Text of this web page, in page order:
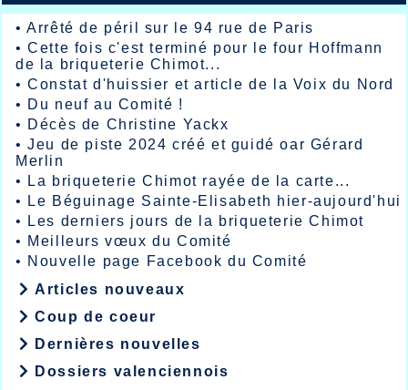
•Arrêté de péril sur le 94 rue de Paris
•Cette fois c'est terminé pour le four Hoffmann
de la briqueterie Chimot...
•Constat d'huissier et article de la Voix du Nord
• Du neuf au Comité !
• Décès de Christine Yackx
•Jeu de piste 2024 créé et guidé oar Gérard
Merlin
•
La briqueterie Chimot rayée de la carte...
•
Le Béguinage Sainte-Elisabeth hier-aujourd'hui
•
Les derniers jours de la briqueterie Chimot
• Meilleurs vœux du Comité
• Nouvelle page Facebook du Comité
Articles nouveaux
Coup de coeur
Dernières nouvelles
Dossiers valenciennois